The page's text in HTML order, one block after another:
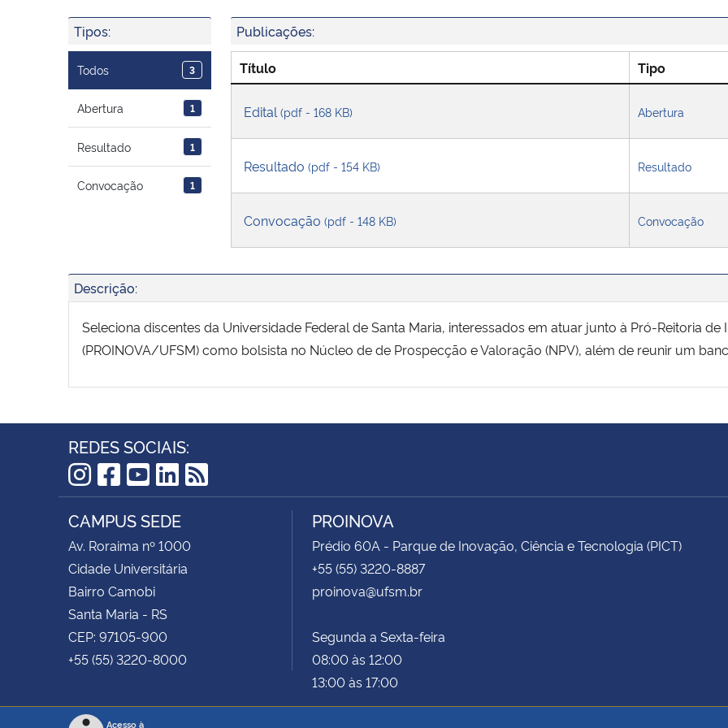
Tipos:
Todos 3
Abertura 1
Resultado 1
Convocação 1
Publicações:
Título Tipo
Edital (pdf - 168 KB) Abertura
Resultado (pdf - 154 KB) Resultado
Convocação (pdf - 148 KB) Convocação
Descrição:
Seleciona discentes da Universidade Federal de Santa Maria, interessados em atuar junto à Pró-Reitoria
(PROINOVA/UFSM) como bolsista no Núcleo de de Prospecção e Valoração (NPV), além de reunir um
REDES SOCIAIS:
Instagram
Facebook
YouTube
LinkedIn
RSS
CAMPUS SEDE
Av. Roraima nº 1000
Cidade Universitária
Bairro Camobi
Santa Maria - RS
CEP: 97105-900
+55 (55) 3220-8000
PROINOVA
Prédio 60A - Parque de Inovação, Ciência e Tecnologia (PICT)
+55 (55) 3220-8887
proinova@ufsm.br
Segunda a Sexta-feira
08:00 às 12:00
13:00 às 17:00
Acesso à